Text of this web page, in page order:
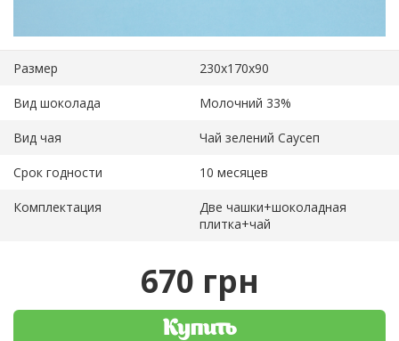
Размер 230х170х90
Вид шоколада Молочний 33%
Вид чая Чай зелений Саусеп
Срок годности 10 месяцев
Комплектация
Две чашки+шоколадная
плитка+чай
670 грн
Купить